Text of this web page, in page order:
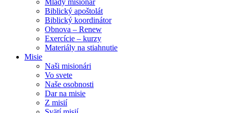
Mladý misionár
Biblický apoštolát
Biblický koordinátor
Obnova – Renew
Exercície – kurzy
Materiály na stiahnutie
Misie
Naši misionári
Vo svete
Naše osobnosti
Dar na misie
Z misií